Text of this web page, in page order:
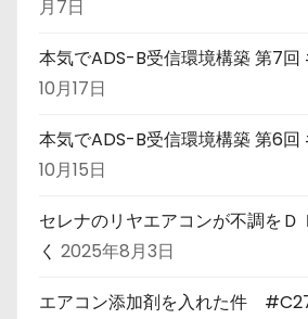
月7日
本気でADS-B受信環境構築 第7
10月17日
本気でADS-B受信環境構築 第6
10月15日
セレナのリヤエアコンが不調をＤ
く 2025年8月3日
エアコン添加剤を入れた件